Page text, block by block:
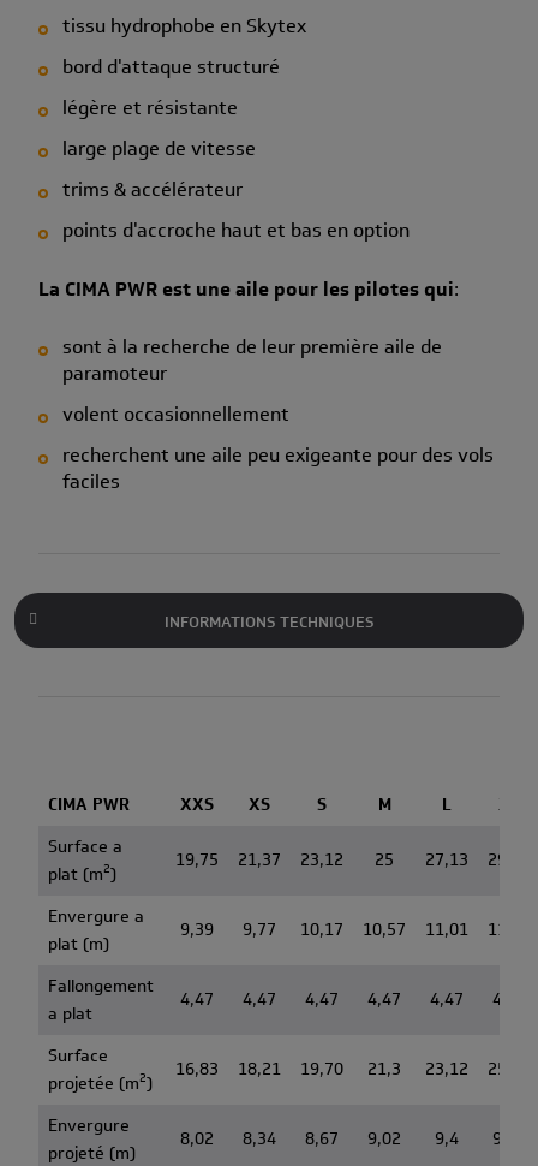
tissu hydrophobe en Skytex
bord d'attaque structuré
légère et résistante
large plage de vitesse
trims & accélérateur
points d'accroche haut et bas en option
La CIMA PWR est une aile pour les pilotes qui:
sont à la recherche de leur première aile de
paramoteur
volent occasionnellement
recherchent une aile peu exigeante pour des vols
faciles
INFORMATIONS TECHNIQUES
CIMA PWR XXS XS S M L
XL
Surface a
plat (m2)
19,75 21,37 23,12 25 27,13 29,34
Envergure a
plat (m)
9,39 9,77 10,17 10,57 11,01 11,45
Fallongement
a plat
4,47 4,47 4,47 4,47 4,47 4,47
Surface
projetée (m2)
16,83 18,21 19,70 21,3 23,12 25,01
Envergure
projeté (m)
8,02 8,34 8,67 9,02 9,4 9,78